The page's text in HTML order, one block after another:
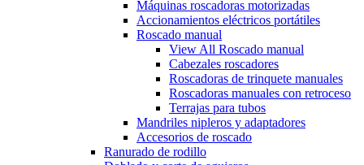
Máquinas roscadoras motorizadas
Accionamientos eléctricos portátiles
Roscado manual
View All Roscado manual
Cabezales roscadores
Roscadoras de trinquete manuales
Roscadoras manuales con retroceso
Terrajas para tubos
Mandriles nipleros y adaptadores
Accesorios de roscado
Ranurado de rodillo